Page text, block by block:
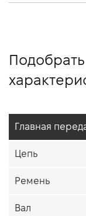
Главная
Цепь
Ремень
Вал